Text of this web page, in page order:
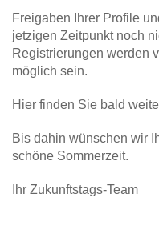
Freigaben Ihrer Profile
jetzigen Zeitpunkt noch
Registrierungen werden
möglich sein.
Hier finden Sie bald
Bis dahin wünschen wir
schöne Sommerzeit.
Ihr Zukunftstags-Team